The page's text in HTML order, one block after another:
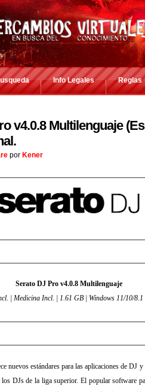
Info Legales Reglas
v4.0.8 Multilenguaje
por Kener
Serato DJ Pro v4.0.8 Multilenguaje
| Medicina Incl. | 1.61 GB | Windows 11/10/
nuevos estándares para las aplicaciones de DJ
los DJs de la liga superior. El popular software